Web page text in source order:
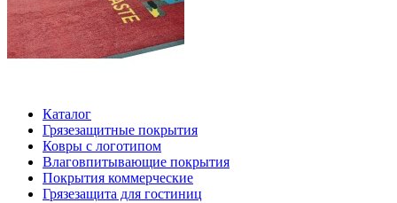
Каталог
Грязезащитные покрытия
Ковры с логотипом
Влаговпитывающие покрытия
Покрытия коммерческие
Грязезащита для гостиниц